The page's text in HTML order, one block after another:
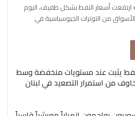
آفرين علو – xeber24.net ارتفعت أسعار النفط بشكل طفيف، اليوم
من التوترات الجيوسياسية في
يثبت عند مستويات منخفضة وسط
من استمرار التصعيد في لبنان